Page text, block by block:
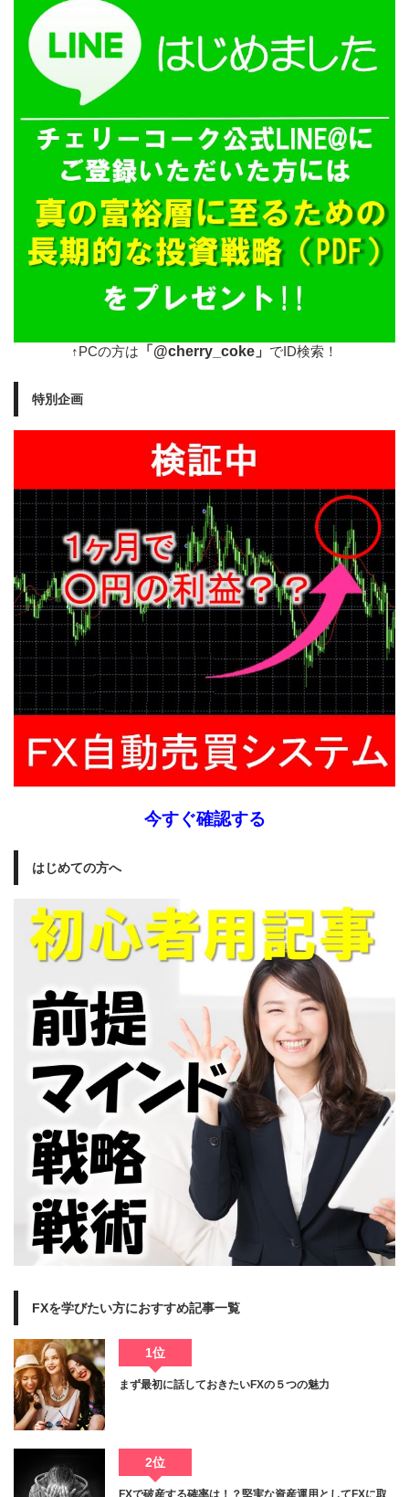
↑PCの方は 「@cherry_coke」 でID検索！
特別企画
今すぐ確認する
はじめての方へ
FXを学びたい方におすすめ記事一覧
1位
まず最初に話しておきたいFXの５つの魅力
2位
FXで破産する確率は！？堅実な資産運用としてFXに取